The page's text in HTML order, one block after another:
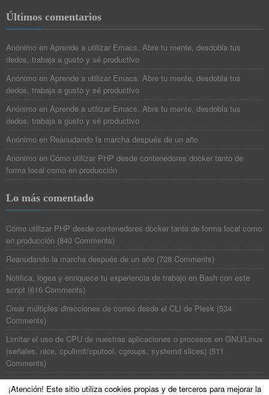
Últimos comentarios
Anónimo en Aprende a utilizar Emacs. Abre tu mente, desdobla tus
dedos, trabaja a gusto y sé productivo
Anónimo en Aprende a utilizar Emacs. Abre tu mente, desdobla tus
dedos, trabaja a gusto y sé productivo
Anónimo en Aprende a utilizar Emacs. Abre tu mente, desdobla tus
dedos, trabaja a gusto y sé productivo
Anónimo en Reanudando la marcha después de un año
Anónimo en Cómo utilizar PHP desde contenedores docker tanto de
forma local como en producción
Lo más comentado
Cómo utilizar PHP desde contenedores docker tanto de forma local como
en producción (840 Comments)
Reanudando la marcha después de un año (728 Comments)
Notifica, logea y enriquece tu experiencia de trabajo en Bash con este
script (616 Comments)
Crear múltiples direcciones de correo desde el CLI de Plesk (534
Comments)
Limitar el uso de CPU de nuestras aplicaciones o procesos en GNU/Linux
(señales, nice, cpulimit/cputool, cgroups, systemd slices) (511
Comments)
¡Atención! Este sitio utiliza cookies propias y de terceros para mejorar la